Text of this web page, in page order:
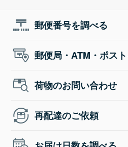
郵便番号を調べる
郵便局・ATM・ポス
荷物のお問い合わせ
再配達のご依頼